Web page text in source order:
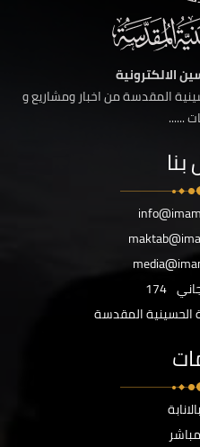
الالكترونية
المقدسة من اخبار ومشاريع و
......
174
الحسينية المقدسة